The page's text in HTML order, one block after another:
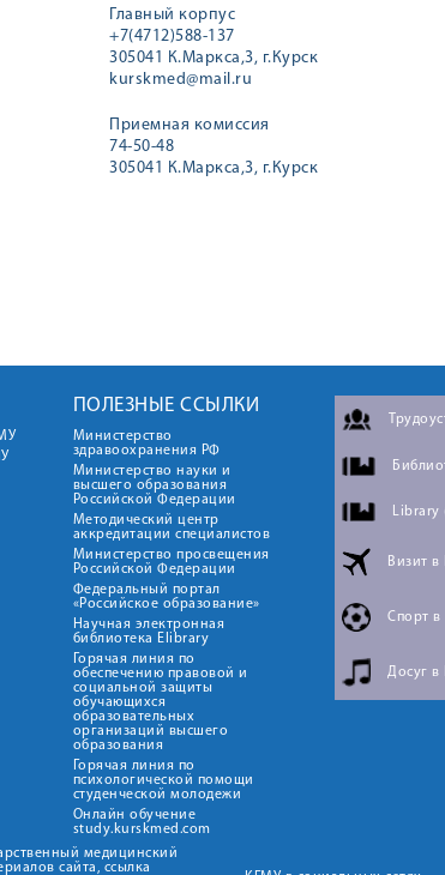
Главный корпус
+7(4712)588-137
305041 К.Маркса,3, г.Курск
kurskmed@mail.ru
Приемная комиссия
74-50-48
305041 К.Маркса,3, г.Курск
ПОЛЕЗНЫЕ ССЫЛКИ
Министерство
здравоохранения РФ
Министерство науки и
высшего образования
Российской Федерации
Методический центр
аккредитации специалистов
Министерство просвещения
Российской Федерации
Федеральный портал
«Российское образование»
Научная электронная
библиотека Elibrary
Горячая линия по
обеспечению правовой и
социальной защиты
обучающихся
образовательных
организаций высшего
образования
Горячая линия по
психологической помощи
студенческой молодежи
Онлайн обучение
study.kurskmed.com
Library
Визит
Спорт
Досуг в
медицинский
сайта, ссылка